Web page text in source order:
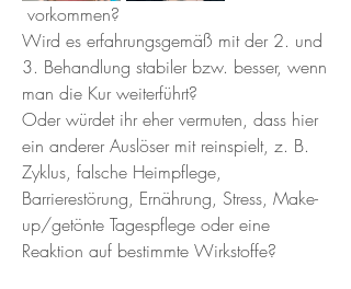
vorkommen?
Wird es erfahrungsgemäß mit der 2. und
3. Behandlung stabiler bzw. besser, wenn
man die Kur weiterführt?
Oder würdet ihr eher vermuten, dass hier
ein anderer Auslöser mit reinspielt, z. B.
Zyklus, falsche Heimpflege,
Barrierestörung, Ernährung, Stress, Make-
up/getönte Tagespflege oder eine
Reaktion auf bestimmte Wirkstoffe?